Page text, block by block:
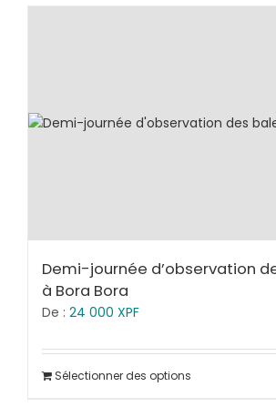
Demi-journée d’observation
à Bora Bora
De : 24 000 XPF
Sélectionner des options